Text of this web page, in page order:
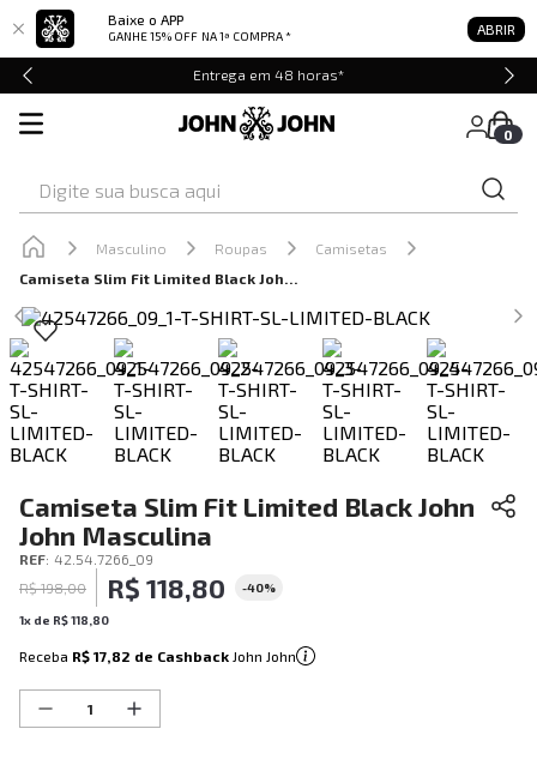
Baixe o APP
GANHE 15% OFF NA 1ª COMPRA * ABRIR
Entrega em 48 horas*
0
Masculino Roupas
Camisetas
Camiseta Slim Fit Limited Black John John Masculina
Camiseta Slim Fit Limited Black John
John Masculina
REF: 42.54.7266_09
R$ 198,00 R$ 118,80 -40%
1x de R$118 80
Receba R$ 17,82 de Cashback John John